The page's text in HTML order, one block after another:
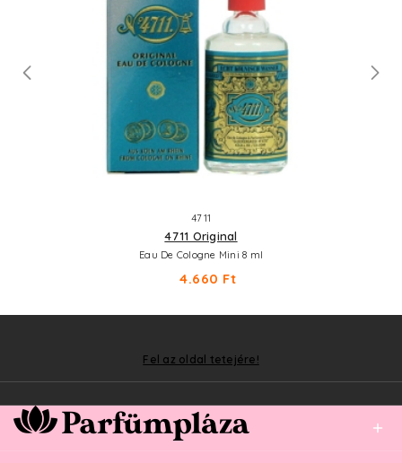
4711
4711 Original
Eau De Cologne Mini 8 ml
4.660 Ft
Fel az oldal tetejére!